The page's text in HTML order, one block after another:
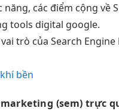
các điểm cộng về
tools digital google.
bền
(sem)trực